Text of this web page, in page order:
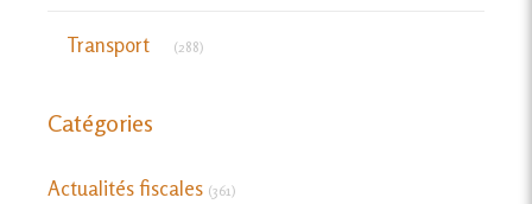
Transport (288)
Catégories
Actualités fiscales (361)